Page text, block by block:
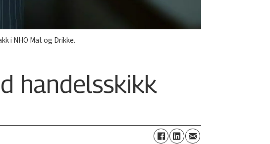
i NHO Mat og Drikke.
handelsskikk